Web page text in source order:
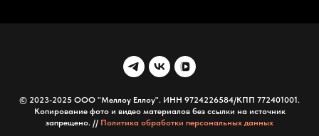
© 2023-2025 ООО "Меллоу Еллоу". ИНН 9724226584/КПП 772401001.
Копирование фото и видео материалов без ссылки на источник
запрещено. // Политика обработки персональных данных